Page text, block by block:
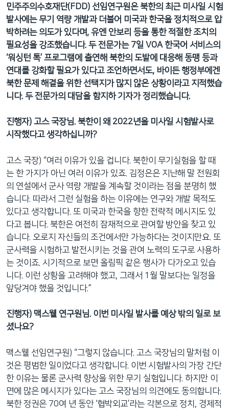
동
검
색
으
로
이
등
민주주의수호재단(FDD) 선임연구원은 북한의 최근 미사일 시험
발사에는 무기 역량 개발과 더불어 미국과 한국을 정치적으로 압
박하려는 의도가 있다며, 유엔 안보리 등을 통한 적절한 조치의
필요성을 강조했습니다. 두 전문가는 7일 VOA 한국어 서비스의
‘워싱턴 톡’ 프로그램에 출연해 북한의 도발에 대응해 동맹 등과
연대를 강화할 필요가 있다고 조언하면서도, 바이든 행정부에겐
북한 문제 해결을 위한 선택지가 많지 않은 상황이라고 지적했습
니다. 두 전문가의 대담을 함지하 기자가 정리했습니다.
진행자) 고스 국장님. 북한이 왜 2022년을 미사일 시험발사로
시작했다고 생각하십니까?
고스 국장) “여러 이유가 있을 겁니다. 북한이 무기실험을 할 때
는 한 가지가 아닌 여러 이유가 있죠. 김정은은 지난해 말 전원회
의 연설에서 군사 역량 개발을 계속할 것이라는 점을 분명히 했
습니다. 따라서 그런 실험을 하는 이유에는 연구와 개발 목적도
있다고 생각합니다. 또 미국과 한국을 향한 전략적 메시지도 있
다고 봅니다. 북한은 여전히 잠재적으로 관여할 방안을 찾고 있
습니다. 오로지 자신들의 조건에서만 가능하다는 것이지만요. 또
군사력을 시험하고 발전시키는 것을 관여 노력의 도구로 사용하
는 것이죠. 시기적으로 보면 올림픽 같은 행사가 다가오고 있습
니다. 이런 상황을 고려해야 했고, 그래서 1월 말보다는 일정을
앞당겨야 했을 것입니다.”
진행자) 맥스웰 연구원님. 이번 미사일 발사를 예상 밖의 일로 보
셨나요?
맥스웰 선임연구원) “그렇지 않습니다. 고스 국장님의 말처럼 이
것은 평범한 일이었다고 생각합니다. 이번 시험발사의 가장 간단
한 이유는 물론 군사력 향상을 위한 무기 실험입니다. 하지만 이
면에 많은 메시지가 있다는 고스 국장님의 의견에도 동의합니다.
북한 정권은 70여 년 동안 ‘협박외교’라는 각본으로 정치, 경제적